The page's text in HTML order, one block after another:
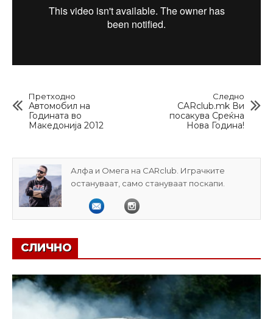
Претходно
Автомобил на
Годината во
Македонија 2012
Следно
CARclub.mk Ви
посакува Среќна
Нова Година!
Алфа и Омега на CARclub. Играчките
остануваат, само стануваат поскапи.
СЛИЧНО